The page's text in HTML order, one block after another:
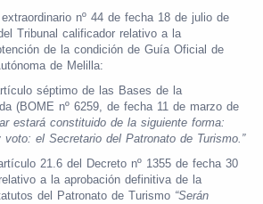
nº 44 de fecha 18 de julio de
Tribunal calificador relativo a la
de la condición de Guía Oficial de
de Melilla:
séptimo de las Bases de la
(BOME nº 6259, de fecha 11 de marzo de
estará constituido de la siguiente forma:
el Secretario del Patronato de Turismo.”
21.6 del Decreto nº 1355 de fecha 30
a la aprobación definitiva de la
del Patronato de Turismo “Serán